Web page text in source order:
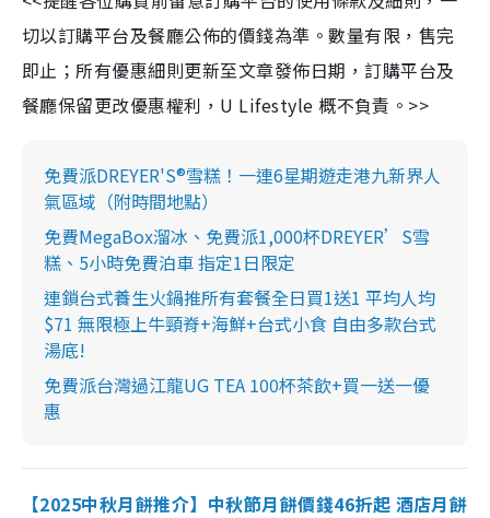
切以訂購平台及餐廳公佈的價錢為準。數量有限，售完
即止；所有優惠細則更新至文章發佈日期，訂購平台及
餐廳保留更改優惠權利，U Lifestyle 概不負責。>>
免費派DREYER'S®雪糕！一連6星期遊走港九新界人
氣區域（附時間地點）
免費MegaBox溜冰、免費派1,000杯DREYER’S雪
糕、5小時免費泊車 指定1日限定
連鎖台式養生火鍋推所有套餐全日買1送1 平均人均
$71 無限極上牛頸脊+海鮮+台式小食 自由多款台式
湯底!
免費派台灣過江龍UG TEA 100杯茶飲+買一送一優
惠
【2025中秋月餅推介】中秋節月餅價錢46折起 酒店月餅